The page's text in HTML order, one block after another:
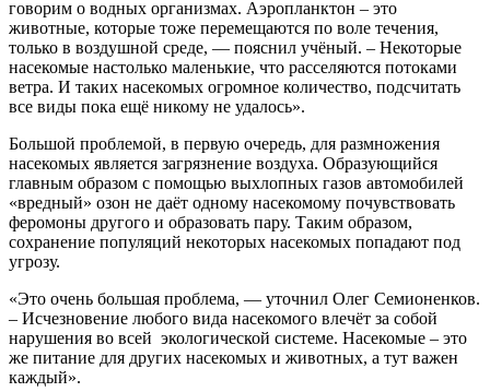
говорим о водных организмах. Аэропланктон – это
животные, которые тоже перемещаются по воле течения,
только в воздушной среде, — пояснил учёный. – Некоторые
насекомые настолько маленькие, что расселяются потоками
ветра. И таких насекомых огромное количество, подсчитать
все виды пока ещё никому не удалось».
Большой проблемой, в первую очередь, для размножения
насекомых является загрязнение воздуха. Образующийся
главным образом с помощью выхлопных газов автомобилей
«вредный» озон не даёт одному насекомому почувствовать
феромоны другого и образовать пару. Таким образом,
сохранение популяций некоторых насекомых попадают под
угрозу.
«Это очень большая проблема, — уточнил Олег Семионенков.
– Исчезновение любого вида насекомого влечёт за собой
нарушения во всей экологической системе. Насекомые – это
же питание для других насекомых и животных, а тут важен
каждый».